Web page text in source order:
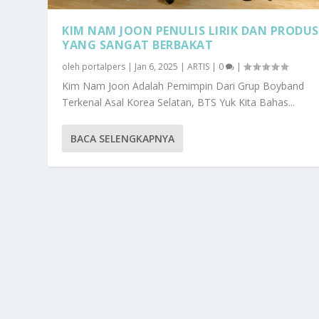
KIM NAM JOON PENULIS LIRIK DAN
YANG SANGAT BERBAKAT
oleh portalpers | Jan 6, 2025 |ARTIS | 0 |
Kim Nam Joon Adalah Pemimpin Dari Grup Boyband
Terkenal Asal Korea Selatan, BTS Yuk Kita Bahas...
BACA SELENGKAPNYA